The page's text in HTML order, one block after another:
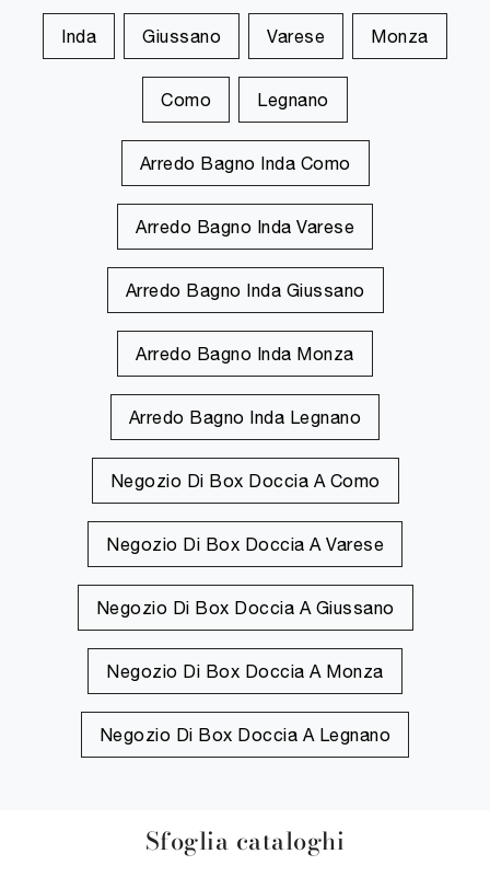
Inda Giussano Varese Monza
Como Legnano
Arredo Bagno Inda Como
Arredo Bagno Inda Varese
Arredo Bagno Inda Giussano
Arredo Bagno Inda Monza
Arredo Bagno Inda Legnano
Negozio Di Box Doccia A Como
Negozio Di Box Doccia A Varese
Negozio Di Box Doccia A Giussano
Negozio Di Box Doccia A Monza
Negozio Di Box Doccia A Legnano
Sfoglia cataloghi